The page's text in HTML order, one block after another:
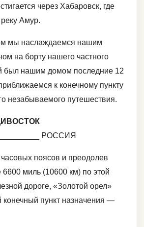
через Хабаровск, где
Амур.
мы наслаждаемся нашим
на борту нашего частного
был нашим домом последние 12
к конечному пункту
незабываемого путешествия.
РОССИЯ
поясов и преодолев
миль (10600 км) по этой
дороге, «Золотой орел»
конечный пункт назначения —